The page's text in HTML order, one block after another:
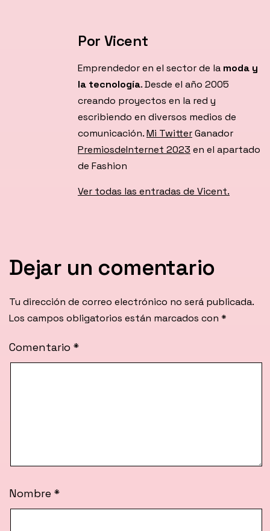
Por Vicent
Emprendedor en el sector de la moda y
la tecnología. Desde el año 2005
creando proyectos en la red y
escribiendo en diversos medios de
comunicación.Mi TwitterGanador
PremiosdeInternet 2023 en el apartado
de Fashion
Ver todas las entradas de Vicent.
Dejar un comentario
Tu dirección de correo electrónico no será publicada.
Los campos obligatorios están marcados con *
Comentario *
Nombre *